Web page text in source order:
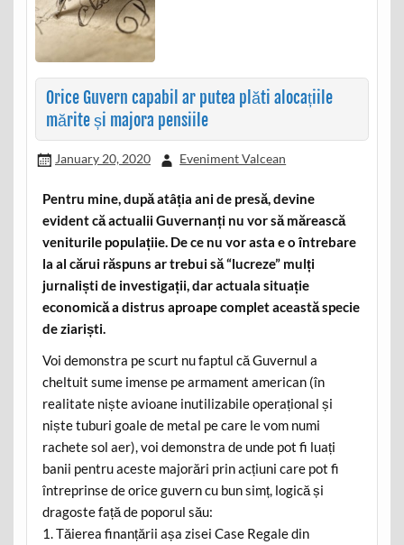
Orice Guvern capabil ar putea plăti alocațiile
mărite și majora pensiile
January 20, 2020 Eveniment Valcean
Pentru mine, după atâția ani de presă, devine
evident că actualii Guvernanți nu vor să mărească
veniturile populațiie. De ce nu vor asta e o întrebare
la al cărui răspuns ar trebui să “lucreze” mulți
jurnaliști de investigații, dar actuala situație
economică a distrus aproape complet această specie
de ziariști.
Voi demonstra pe scurt nu faptul că Guvernul a
cheltuit sume imense pe armament american (în
realitate niște avioane inutilizabile operațional și
niște tuburi goale de metal pe care le vom numi
rachete sol aer), voi demonstra de unde pot fi luați
banii pentru aceste majorări prin acțiuni care pot fi
întreprinse de orice guvern cu bun simț, logică și
dragoste față de poporul său:
1. Tăierea finanțării așa zisei Case Regale din